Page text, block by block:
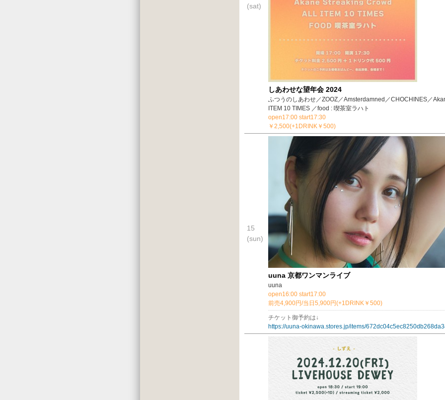
(sat)
しあわせな望年会 2024
ふつうのしあわせ／ZOOZ／Amsterdamned／CHOCHINES／
ITEM 10 TIMES ／food : 喫茶室ラハト
open17:00 start17:30
￥2,500(+1DRINK￥500)
15
(sun)
uuna 京都ワンマンライブ
uuna
open16:00 start17:00
前売4,900円/当日5,900円(+1DRINK￥500)
チケット御予約は↓
https://uuna-okinawa.stores.jp/items/